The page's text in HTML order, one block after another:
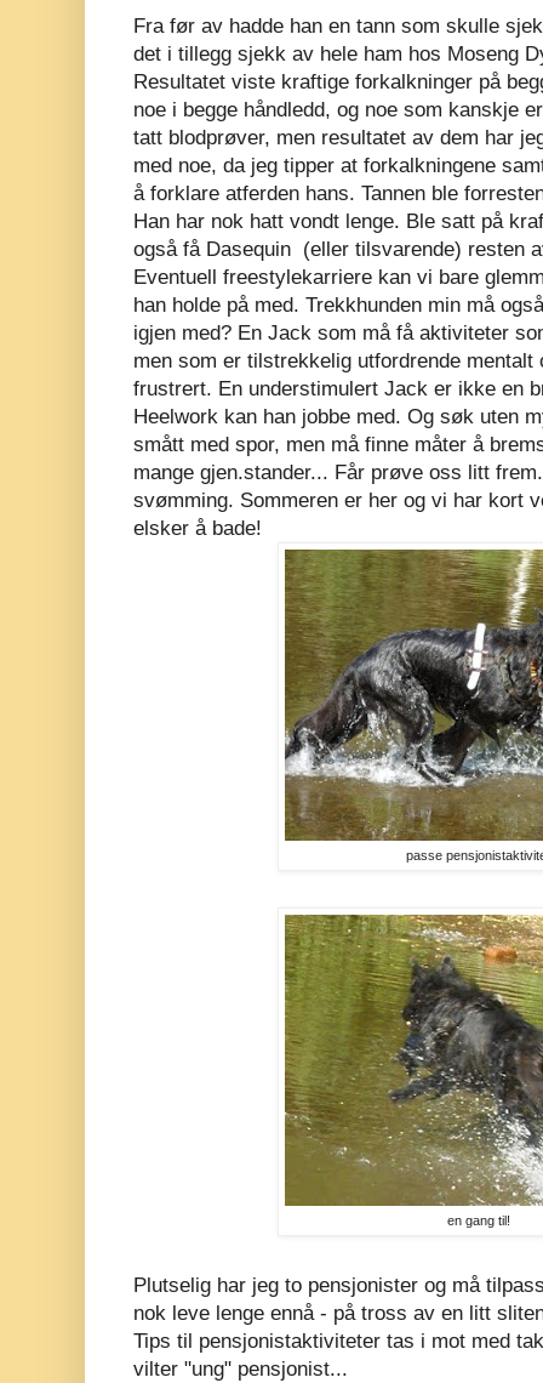
Fra før av hadde han en tann som skulle
det i tillegg sjekk av hele ham hos Moseng
Resultatet viste kraftige forkalkninger på
noe i begge håndledd, og noe som kanskje
tatt blodprøver, men resultatet av dem har
med noe, da jeg tipper at forkalkningene
å forklare atferden hans. Tannen ble
Han har nok hatt vondt lenge. Ble satt på
også få Dasequin (eller tilsvarende) resten
Eventuell freestylekarriere kan vi bare
han holde på med. Trekkhunden min må
igjen med? En Jack som må få aktiviteter
men som er tilstrekkelig utfordrende
frustrert. En understimulert Jack er ikke en
Heelwork kan han jobbe med. Og søk uten
smått med spor, men må finne måter å
mange gjen.stander... Får prøve oss litt
svømming. Sommeren er her og vi har kort
elsker å bade!
passe
en gang til!
Plutselig har jeg to pensjonister og må
nok leve lenge ennå - på tross av en litt
Tips til pensjonistaktiviteter tas i mot med
vilter "ung" pensjonist...